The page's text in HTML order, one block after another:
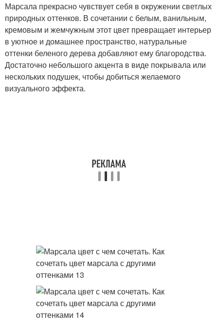
Марсала прекрасно чувствует себя в окружении светлых
природных оттенков. В сочетании с белым, ванильным,
кремовым и жемчужным этот цвет превращает интерьер
в уютное и домашнее пространство, натуральные
оттенки беленого дерева добавляют ему благородства.
Достаточно небольшого акцента в виде покрывала или
нескольких подушек, чтобы добиться желаемого
визуального эффекта.